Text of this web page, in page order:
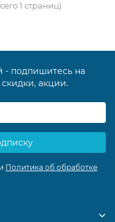
1 страниц)
- подпишитесь на
акции.
Политика об обработке